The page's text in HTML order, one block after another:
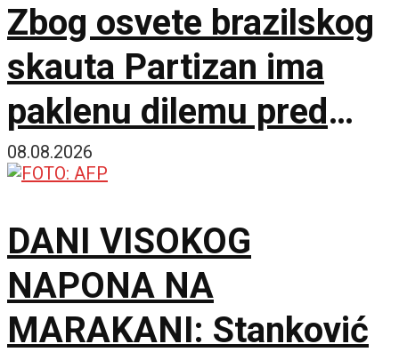
Zbog osvete brazilskog
skauta Partizan ima
paklenu dilemu pred
Hetafe!
08.08.2026
DANI VISOKOG
NAPONA NA
MARAKANI: Stanković